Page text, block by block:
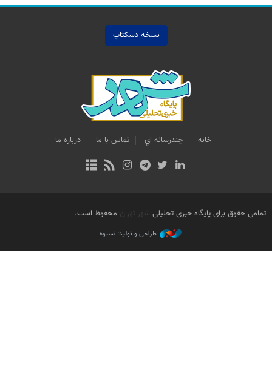
نسخه دسکتاپ
خانه چندرسانه اي تماس با ما درباره ما
تمامی حقوق برای پایگاه خبری تحلیلی شهر تهران محفوظ است.
طراحی و تولید: نستوه